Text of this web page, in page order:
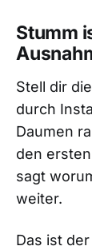
Stumm
Stell dir
durch
Daumen
den
sagt
weiter.
Das ist